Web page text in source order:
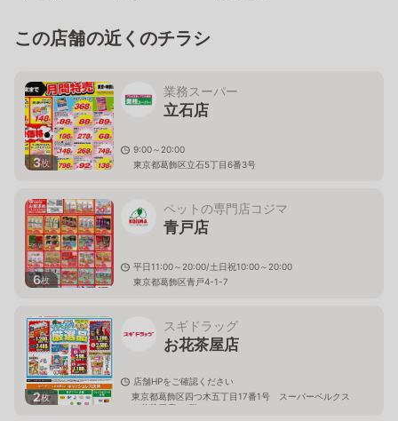
この店舗の近くのチラシ
3枚
業務スーパー
立石店
9:00～20:00
東京都葛飾区立石5丁目6番3号
6枚
ペットの専門店コジマ
青戸店
平日11:00～20:00/土日祝10:00～20:00
東京都葛飾区青戸4-1-7
2枚
スギドラッグ
お花茶屋店
店舗HPをご確認ください
東京都葛飾区四つ木五丁目17番1号 スーパーベルクス
お花茶屋店 1階